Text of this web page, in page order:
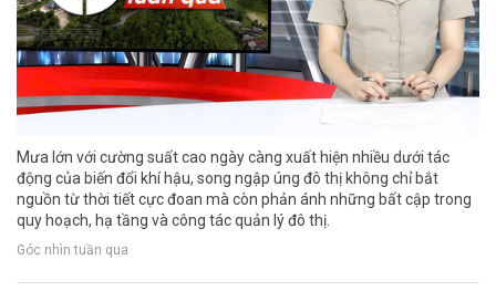
Mưa lớn với cường suất cao ngày càng xuất hiện nhiều dưới tác
động của biến đổi khí hậu, song ngập úng đô thị không chỉ bắt
nguồn từ thời tiết cực đoan mà còn phản ánh những bất cập trong
quy hoạch, hạ tầng và công tác quản lý đô thị.
Góc nhìn tuần qua